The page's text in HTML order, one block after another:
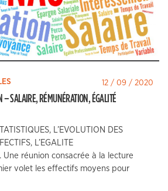
12 / 09 / 2020
SALAIRE, RÉMUNÉRATION, ÉGALITÉ
L’EVOLUTION DES
L’EGALITE
Une réunion consacrée à la lecture
volet les effectifs moyens pour